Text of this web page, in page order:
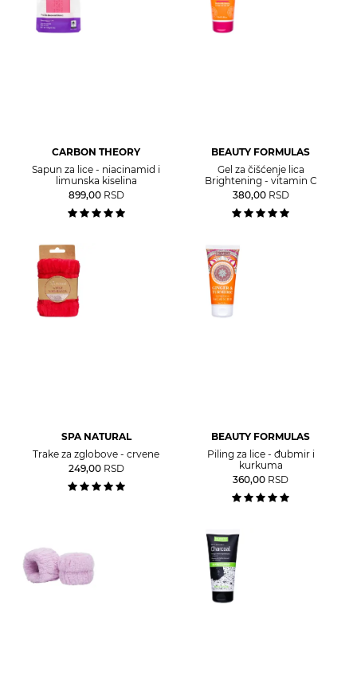
CARBON THEORY
Sapun za lice - niacinamid i
limunska kiselina
899,00 RSD
BEAUTY FORMULAS
Gel za čišćenje lica
Brightening - vitamin C
380,00 RSD
SPA NATURAL
Trake za zglobove - crvene
249,00 RSD
BEAUTY FORMULAS
Piling za lice - đubmir i
kurkuma
360,00 RSD